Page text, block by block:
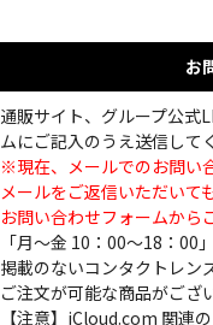
お
通販サイト、グループ公式
ムにご記入のうえ送信して
※現在、メールでのお問い
メールをご返信いただいて
お問い合わせフォームから
「月～金 10：00～18：00
掲載のないコンタクトレン
ご注文が可能な商品がござ
【注意】iCloud.com 関連